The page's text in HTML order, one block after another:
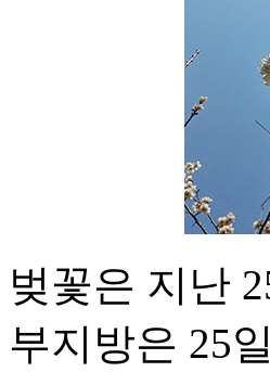
벚꽃은 지난
부지방은 25